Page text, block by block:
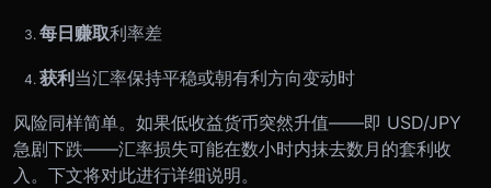
每日赚取利率差
获利当汇率保持平稳或朝有利方向变动时
风险同样简单。如果低收益货币突然升值——即 USD/JPY
急剧下跌——汇率损失可能在数小时内抹去数月的套利收
入。下文将对此进行详细说明。